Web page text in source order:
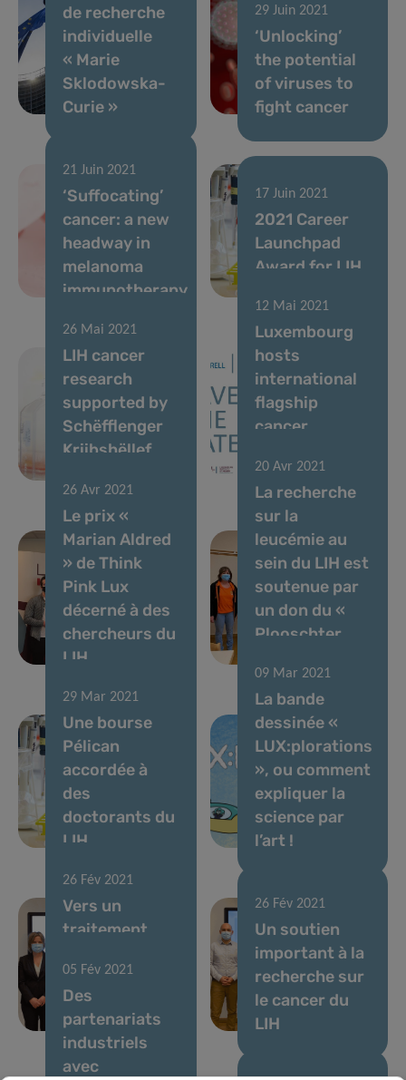
de recherche
individuelle
« Marie
Sklodowska-
Curie »
29 Juin 2021
‘Unlocking’
the potential
of viruses to
fight cancer
21 Juin 2021
‘Suffocating’
cancer: a new
headway in
melanoma
immunotherapy
17 Juin 2021
2021 Career
Launchpad
Award for LIH
26 Mai 2021
LIH cancer
research
supported by
Schëfflenger
Kriibshëllef
12 Mai 2021
Luxembourg
hosts
international
flagship
cancer
conference
26 Avr 2021
Le prix «
Marian Aldred
» de Think
Pink Lux
décerné à des
chercheurs du
LIH
20 Avr 2021
La recherche
sur la
leucémie au
sein du LIH est
soutenue par
un don du «
Plooschter
29 Mar 2021
Une bourse
Pélican
accordée à
des
doctorants du
LIH
09 Mar 2021
La bande
dessinée «
LUX:plorations
», ou comment
expliquer la
science par
l’art !
26 Fév 2021
Vers un
traitement
des tumeurs
cérébrales
récidivantes
26 Fév 2021
Un soutien
important à la
recherche sur
le cancer du
LIH
05 Fév 2021
Des
partenariats
industriels
avec